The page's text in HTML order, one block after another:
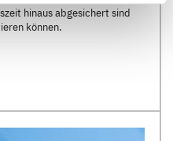
You can view your
well as deselect or
hinaus abgesichert sind
können.